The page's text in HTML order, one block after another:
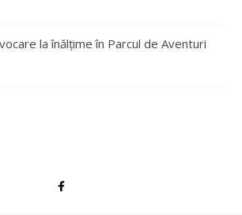
la înălțime în Parcul de Aventuri